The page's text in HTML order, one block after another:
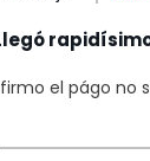
el págo no